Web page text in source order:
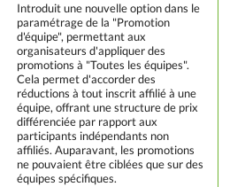
Introduit une nouvelle option dans le
paramétrage de la "Promotion
d'équipe", permettant aux
organisateurs d'appliquer des
promotions à "Toutes les équipes".
Cela permet d'accorder des
réductions à tout inscrit affilié à une
équipe, offrant une structure de prix
différenciée par rapport aux
participants indépendants non
affiliés. Auparavant, les promotions
ne pouvaient être ciblées que sur des
équipes spécifiques.